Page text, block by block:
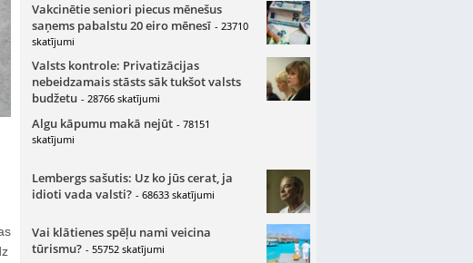
Vakcinētie seniori piecus mēnešus
saņems pabalstu 20 eiro mēnesī - 23710
skatījumi
Valsts kontrole: Privatizācijas
nebeidzamais stāsts sāk tukšot valsts
budžetu - 28766 skatījumi
Algu kāpumu makā nejūt - 78151
skatījumi
Lembergs sašutis: Uz ko jūs cerat, ja
idioti vada valsti? - 68633 skatījumi
Vai klātienes spēļu nami veicina
tūrismu? - 55752 skatījumi